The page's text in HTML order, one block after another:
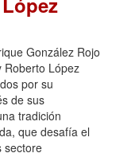
González Rojo
Roberto López
por su
de sus
tradición
que desafía el
sectore